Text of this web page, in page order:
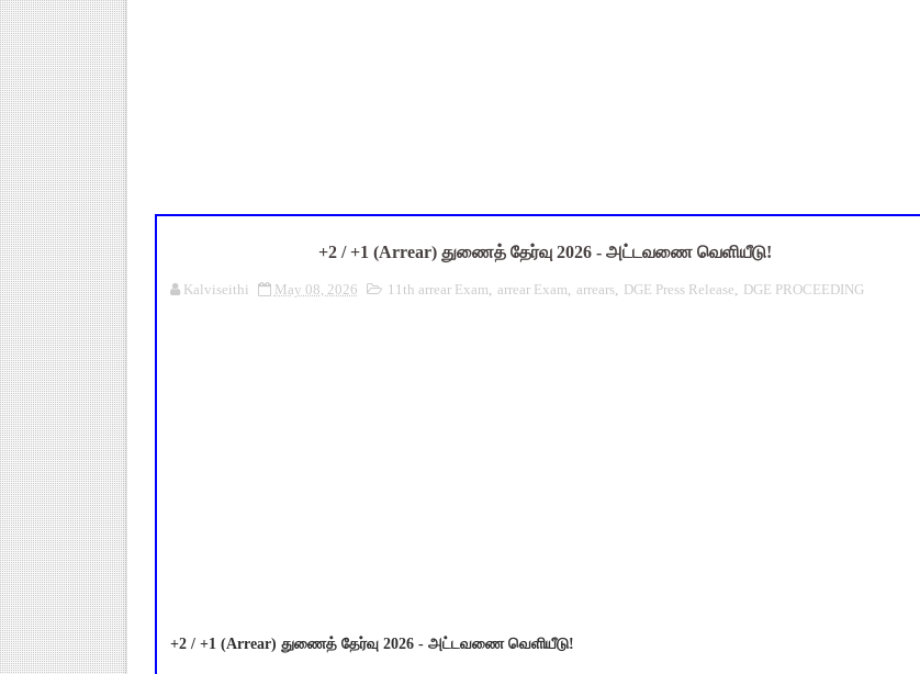
நாமக்கல் மாவட்டம்: மக்கள் தொகை கணக்கெடுப்பு 2027 - ஆசிரியர்களுக்கு முக்கிய
TN Budget 2026-2027 Highlights: மாணவர்களுக்கு இலவச லேப்டாப், சைக்கிள் & AI
TN SSLC Supplementary Result 2026: 10-ஆம் வகுப்பு துணைத் தேர்வு முடிவுகள்
Census 2026: HLO செயலியைப் பயன்படுத்தும் கணக்கெடுப்பாளர்கள்,
+2 / +1 (Arrear) துணைத் தேர்வு 2026 - அட்டவணை வெளியீடு!
Kalviseithi May 08, 2026 11th arrear Exam, arrear Exam, arrears, DGE Press Release, DGE PROCEEDING
+2 / +1 (Arrear) துணைத் தேர்வு 2026 - அட்டவணை வெளியீடு!